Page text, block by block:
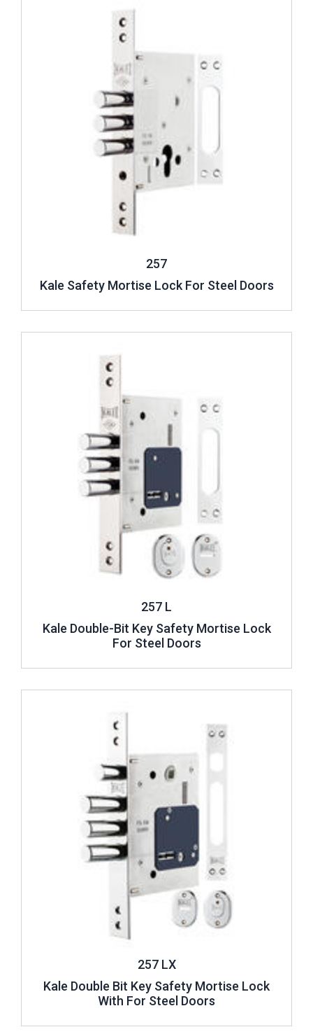
257
Kale Safety Mortise Lock For Steel Doors
257 L
Kale Double-Bit Key Safety Mortise Lock
For Steel Doors
257 LX
Kale Double Bit Key Safety Mortise Lock
With For Steel Doors